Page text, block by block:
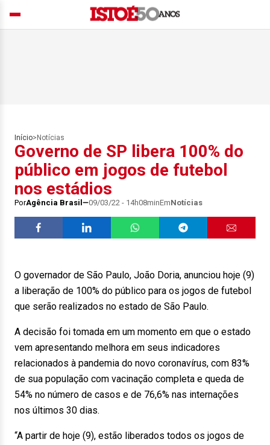
Início> Notícias
Governo de SP libera 100% do
público em jogos de futebol
nos estádios
PorAgência Brasil 09/03/22 - 14h08minEmNotícias
O governador de São Paulo, João Doria, anunciou hoje (9)
a liberação de 100% do público para os jogos de futebol
que serão realizados no estado de São Paulo.
A decisão foi tomada em um momento em que o estado
vem apresentando melhora em seus indicadores
relacionados à pandemia do novo coronavírus, com 83%
de sua população com vacinação completa e queda de
54% no número de casos e de 76,6% nas internações
nos últimos 30 dias.
“A partir de hoje (9), estão liberados todos os jogos de